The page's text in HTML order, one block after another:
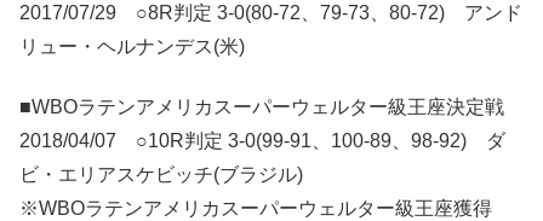
2017/07/29 ○8R判定 3-0(80-72、79-73、80-72) アンド
リュー・ヘルナンデス(米)
■WBOラテンアメリカスーパーウェルター級王座決定戦
2018/04/07 ○10R判定 3-0(99-91、100-89、98-92) ダ
ビ・エリアスケビッチ(ブラジル)
※WBOラテンアメリカスーパーウェルター級王座獲得